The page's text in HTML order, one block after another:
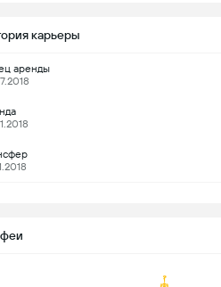
карьеры
аренды